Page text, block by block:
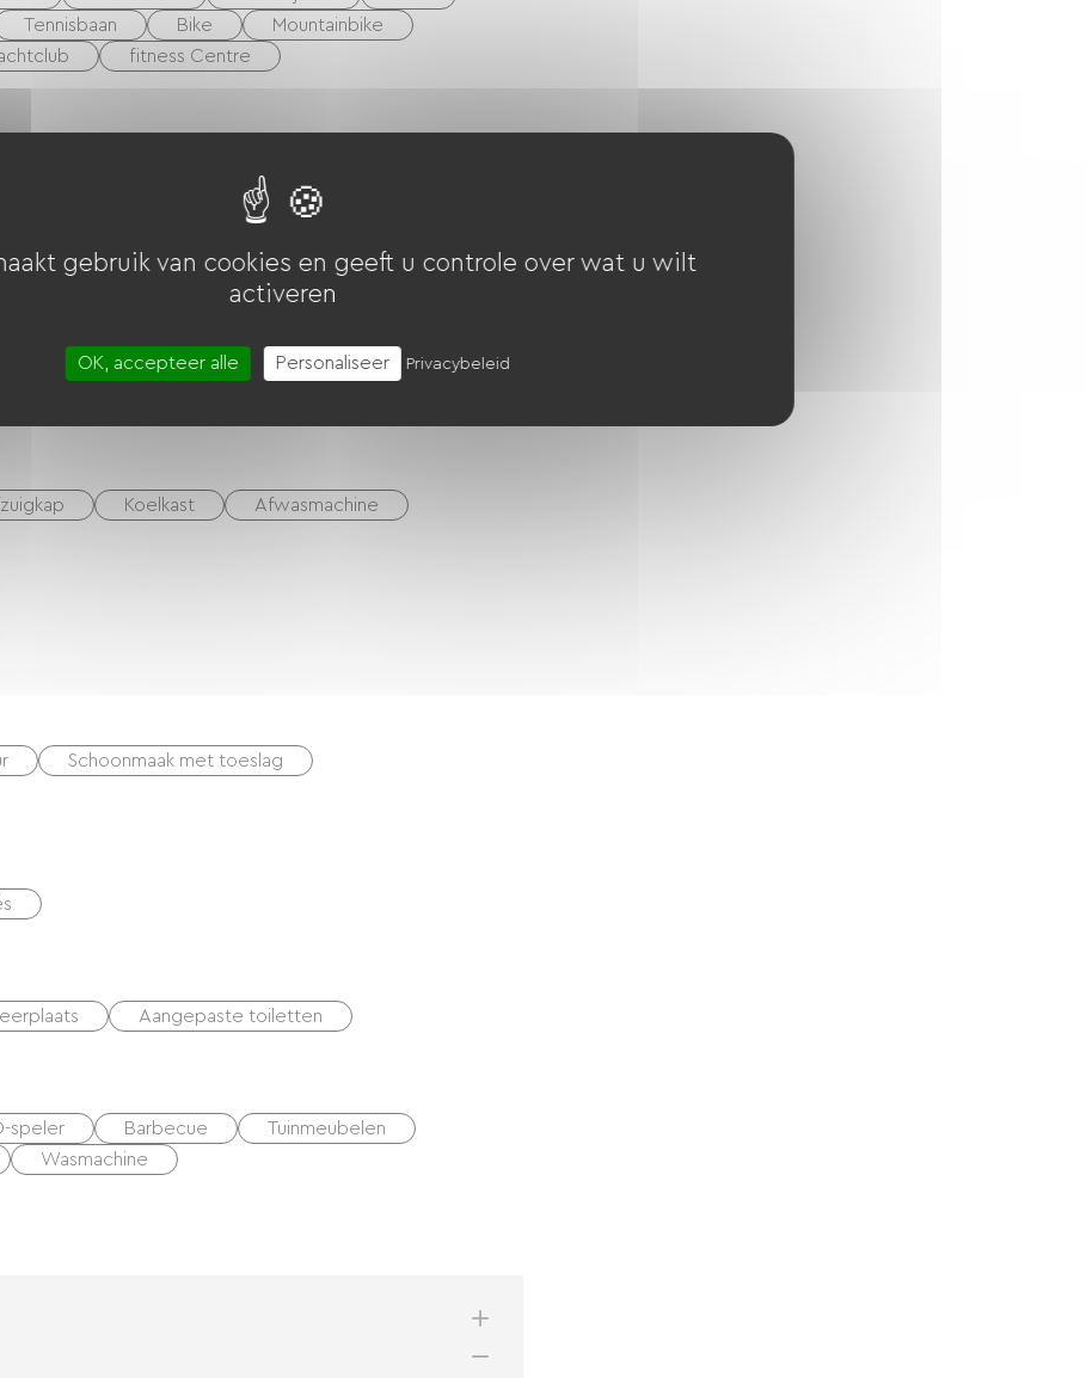
Tennisbaan Bike
Mountainbike
fitness Centre
Koelkast
Afwasmachine
Schoonmaak met toeslag
Aangepaste toiletten
speler Barbecue
Tuinmeubelen
Wasmachine
gebruik van cookies en geeft u controle over wat u wilt
activeren
OK, accepteer alle Personaliseer Privacybeleid